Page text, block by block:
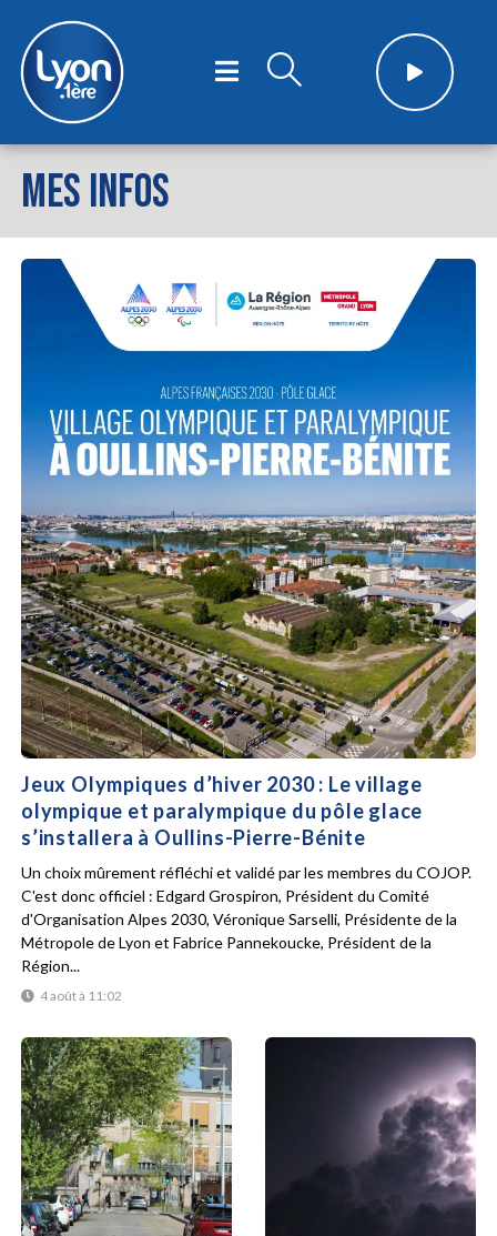
MES INFOS
Jeux Olympiques d’hiver 2030 : Le village
olympique et paralympique du pôle glace
s’installera à Oullins-Pierre-Bénite
4 août à 11:02
Un choix mûrement réfléchi et validé par les membres du COJOP.
C'est donc officiel : Edgard Grospiron, Président du Comité
d'Organisation Alpes 2030, Véronique Sarselli, Présidente de la
Métropole de Lyon et Fabrice Pannekoucke, Président de la
Région...